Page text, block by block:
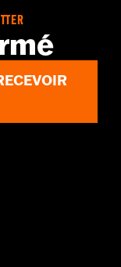
et kits
vous sur